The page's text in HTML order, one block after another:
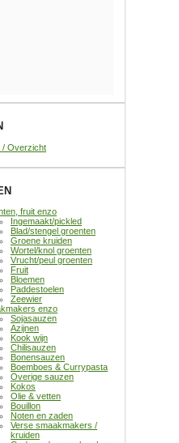
/ Overzicht
fruit enzo
Ingemaakt/pickled
Blad/stengel groenten
Groene kruiden
Wortel/knol groenten
Vrucht/peul groenten
Fruit
Bloemen
Paddestoelen
Zeewier
enzo
Sojasauzen
Azijnen
Kook wijn
Chilisauzen
Bonensauzen
Boemboes & Currypasta
Overige sauzen
Kokos
Olie & vetten
Bouillon
Noten en zaden
Verse smaakmakers /
kruiden